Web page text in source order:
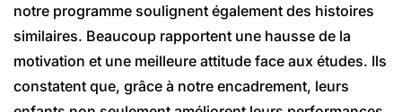
notre programme soulignent également des histoires
similaires. Beaucoup rapportent une hausse de la
motivation et une meilleure attitude face aux études. Ils
constatent que, grâce à notre encadrement, leurs